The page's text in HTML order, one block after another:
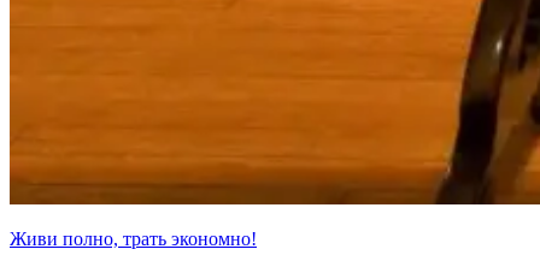
Живи полно, трать экономно!